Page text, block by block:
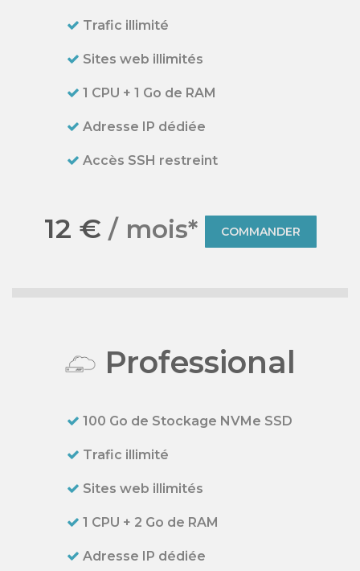
Trafic illimité
Sites web illimités
1 CPU + 1 Go de RAM
Adresse IP dédiée
Accès SSH restreint
12 € / mois* COMMANDER
Professional
100 Go de Stockage NVMe SSD
Trafic illimité
Sites web illimités
1 CPU + 2 Go de RAM
Adresse IP dédiée